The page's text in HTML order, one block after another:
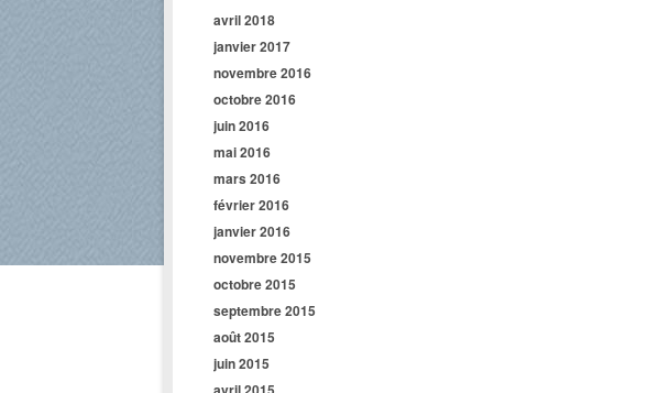
avril 2018
janvier 2017
novembre 2016
octobre 2016
juin 2016
mai 2016
mars 2016
février 2016
janvier 2016
novembre 2015
octobre 2015
septembre 2015
août 2015
juin 2015